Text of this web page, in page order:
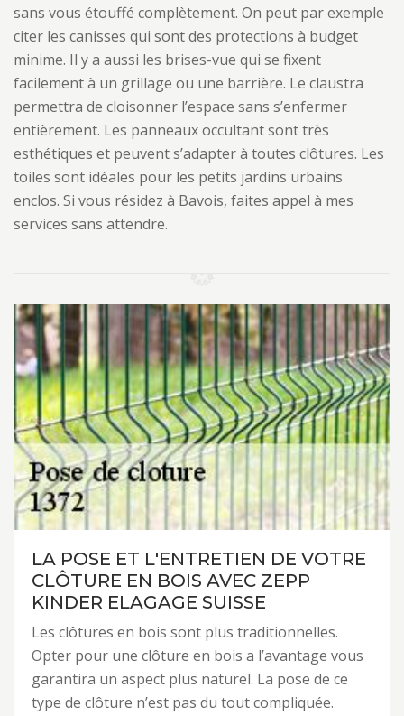
sans vous étouffé complètement. On peut par exemple
citer les canisses qui sont des protections à budget
minime. Il y a aussi les brises-vue qui se fixent
facilement à un grillage ou une barrière. Le claustra
permettra de cloisonner l’espace sans s’enfermer
entièrement. Les panneaux occultant sont très
esthétiques et peuvent s’adapter à toutes clôtures. Les
toiles sont idéales pour les petits jardins urbains
enclos. Si vous résidez à Bavois, faites appel à mes
services sans attendre.
LA POSE ET L'ENTRETIEN DE VOTRE
CLÔTURE EN BOIS AVEC ZEPP
KINDER ELAGAGE SUISSE
Les clôtures en bois sont plus traditionnelles.
Opter pour une clôture en bois a l’avantage vous
garantira un aspect plus naturel. La pose de ce
type de clôture n’est pas du tout compliquée.